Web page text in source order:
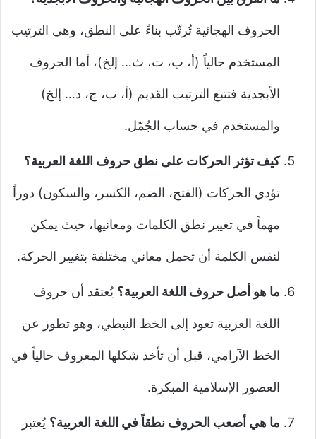
الحروف الهجائية تُرتّب بناءً على النطق، وهي الترتيب
المستخدم حالياً (أ، ب، ت، ث… إلخ)، أما الحروف
الأبجدية فتتبع الترتيب القديم (أ، ب، ج، د… إلخ)
والمستخدم في حساب الجُمّل.
كيف تؤثر الحركات على نطق حروف اللغة العربية؟
تؤدي الحركات (الفتح، الضم، الكسر، والسكون) دوراً
مهماً في تغيير نطق الكلمات ومعانيها، حيث يمكن
لنفس الكلمة أن تحمل معاني مختلفة بتغيير الحركة.
ما هو أصل حروف اللغة العربية؟ يُعتقد أن حروف
اللغة العربية تعود إلى الخط النبطي، وهو تطور عن
الخط الآرامي، قبل أن تأخذ شكلها المعروف حالياً في
العصور الإسلامية المبكرة.
ما هي أصعب الحروف نطقاً في اللغة العربية؟ يُعتبر